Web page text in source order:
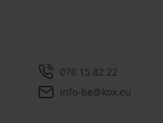
078 15 82 22
info-be@kox.eu